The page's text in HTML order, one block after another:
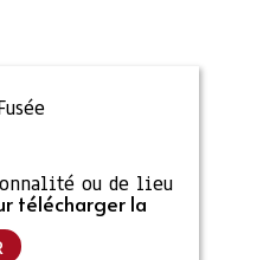
ou de lieu
télécharger la